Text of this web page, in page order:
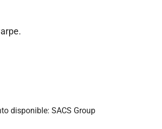
disponible: SACS Group